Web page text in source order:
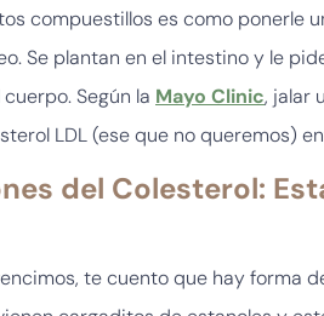
compuestillos es como ponerle
Se plantan en el intestino y le
Según la Mayo Clinic, jalar
LDL (ese que no queremos)
del Colesterol:
te cuento que hay forma